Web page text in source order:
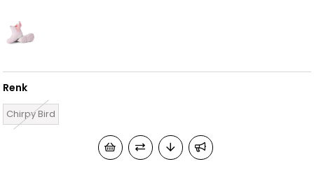
Renk
Chirpy Bird